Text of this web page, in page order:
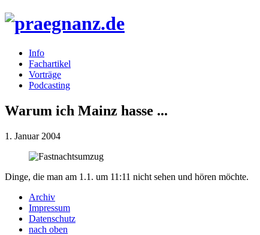
Info
Fachartikel
Vorträge
Podcasting
Warum ich Mainz hasse ...
1. Januar 2004
Dinge, die man am 1.1. um 11:11 nicht sehen und hören möchte.
Archiv
Impressum
Datenschutz
nach oben